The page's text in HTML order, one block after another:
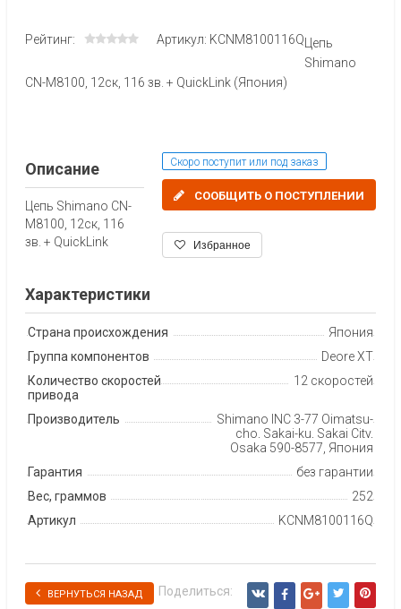
Рейтинг: Артикул: KCNM8100116Q Цепь
Shimano
CN-M8100, 12ск, 116 зв. + QuickLink (Япония)
Скоро поступит или под заказ
СООБЩИТЬ О ПОСТУПЛЕНИИ
Избранное
Описание
Цепь Shimano CN-
M8100, 12ск, 116
зв. + QuickLink
Характеристики
Страна происхождения
Япония
Группа компонентов
Deore XT
Количество скоростей
привода
12 скоростей
Производитель
Shimano INC 3-77 Oimatsu-
cho, Sakai-ku, Sakai City,
Osaka 590-8577, Япония
Гарантия
без гарантии
Вес, граммов
252
Артикул
KCNM8100116Q
ВЕРНУТЬСЯ НАЗАД Поделиться: